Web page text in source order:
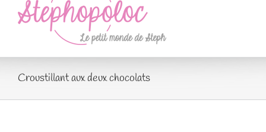
Croustillant aux deux chocolats